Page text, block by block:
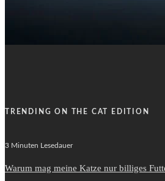
TRENDING ON THE CAT EDITION
3 Minuten Lesedauer
Warum mag meine Katze nur billiges